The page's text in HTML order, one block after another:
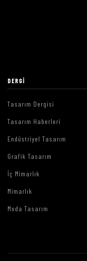
DERGI
Tasarım Dergisi
Tasarım Haberleri
Endüstriyel Tasarım
Grafik Tasarım
İç Mimarlık
Mimarlık
Moda Tasarım